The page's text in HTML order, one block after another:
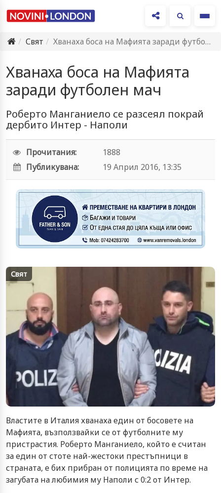
Свят
Хванаха боса на Мафията заради футболен мач
Хванаха боса на Мафията
заради футболен мач
Роберто Манганиело се разсеял покрай
дербито Интер - Наполи
Прочитания:
1888
Публикувана:
19 Април 2016, 13:35
Свят
Властите в Италия хванаха един от босовете на
Мафията, възползвайки се от футболните му
пристрастия. Роберто Манганиело, който е считан
за един от стоте най-жестоки престъпници в
страната, е бих прибран от полицията по време на
загубата на любимия му Наполи с 0:2 от Интер.